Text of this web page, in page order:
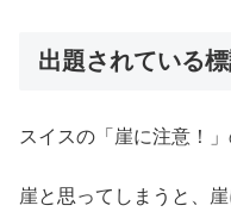
出題されている
スイスの「崖に注意！」
崖と思ってしまうと、